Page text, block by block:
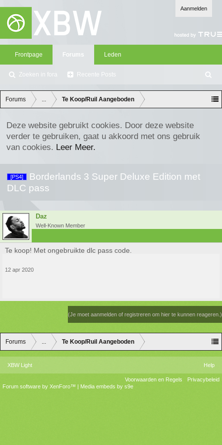
Aanmelden
Frontpage Forums
Zoeken in fora Recente Posts
Leden
oe
ke
n
Forums ... Te Koop/Ruil Aangeboden
Deze website gebruikt cookies. Door deze website
verder te gebruiken, gaat u akkoord met ons gebruik
van cookies. Leer Meer.
[PS4]
Borderlands 3 Super Deluxe Edition met
DLC pass
Daz
Well-Known Member
Te koop! Met ongebruikte dlc pass code.
12 apr 2020
(Je moet aanmelden of registreren om hier te kunnen reageren.)
Forums ... Te Koop/Ruil Aangeboden
XBW Light Help
Voorwaarden en Regels
Privacybeleid
Forum software by XenForo™ | Media embeds by s9e